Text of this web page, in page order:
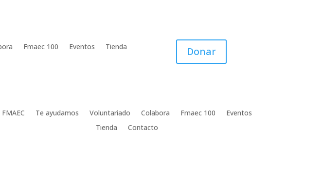
Fmaec 100 Eventos
Tienda
Donar
FMAEC Te ayudamos Voluntariado Colabora Fmaec 100
Eventos
Tienda
Contacto